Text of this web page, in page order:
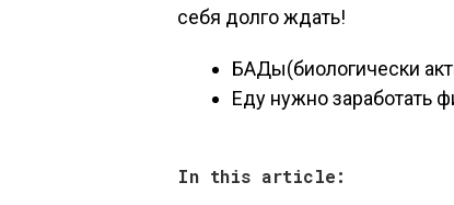
себя долго ждать!
БАДы(биологически
Еду нужно заработать
In this article: